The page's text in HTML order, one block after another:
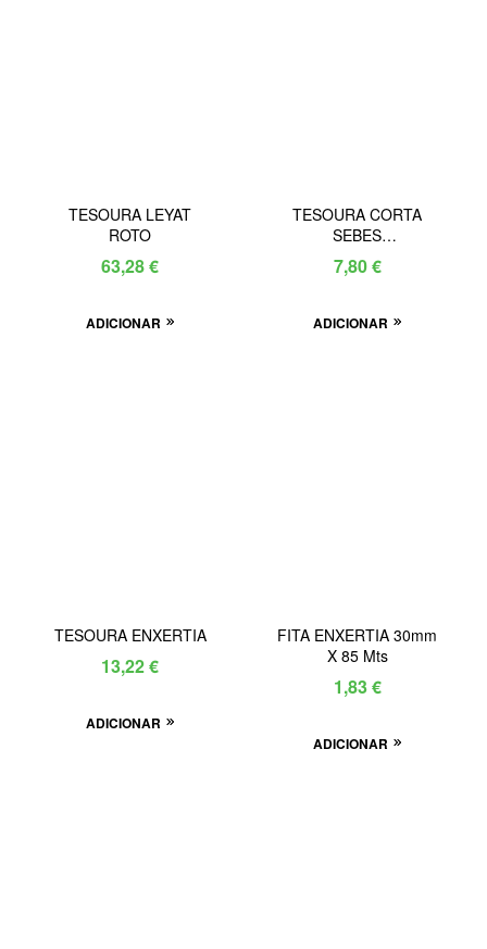
TESOURA LEYAT
ROTO
63,28€
ADICIONAR
TESOURA CORTA
SEBES
PROFISSIONAL
7,80€
ADICIONAR
TESOURA ENXERTIA
13,22€
ADICIONAR
FITA ENXERTIA 30mm
X 85 Mts
1,83€
ADICIONAR